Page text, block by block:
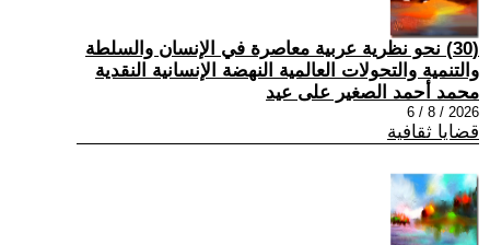
(30) نحو نظرية عربية معاصرة في الإنسان والسلطة
والتنمية والتحولات العالمية النهضة الإنسانية النقدية
محمد أحمد الصغير على عيد
2026 / 8 / 6
قضايا ثقافية